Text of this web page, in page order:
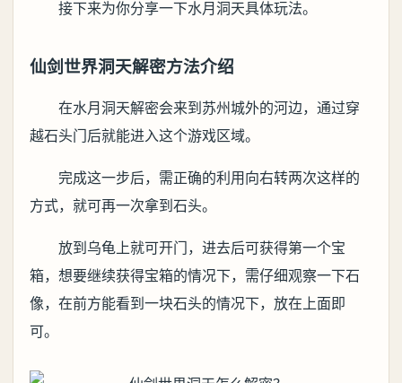
接下来为你分享一下水月洞天具体玩法。
仙剑世界洞天解密方法介绍
在水月洞天解密会来到苏州城外的河边，通过穿
越石头门后就能进入这个游戏区域。
完成这一步后，需正确的利用向右转两次这样的
方式，就可再一次拿到石头。
放到乌龟上就可开门，进去后可获得第一个宝
箱，想要继续获得宝箱的情况下，需仔细观察一下石
像，在前方能看到一块石头的情况下，放在上面即
可。